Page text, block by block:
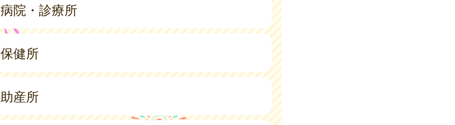
病院・診療所
保健所
助産所